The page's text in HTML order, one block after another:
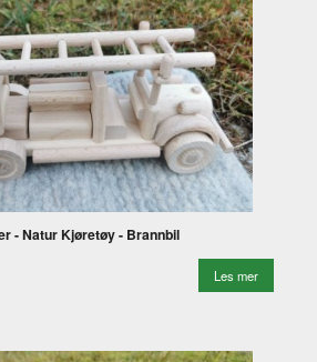
- Natur Kjøretøy - Brannbil
Les mer